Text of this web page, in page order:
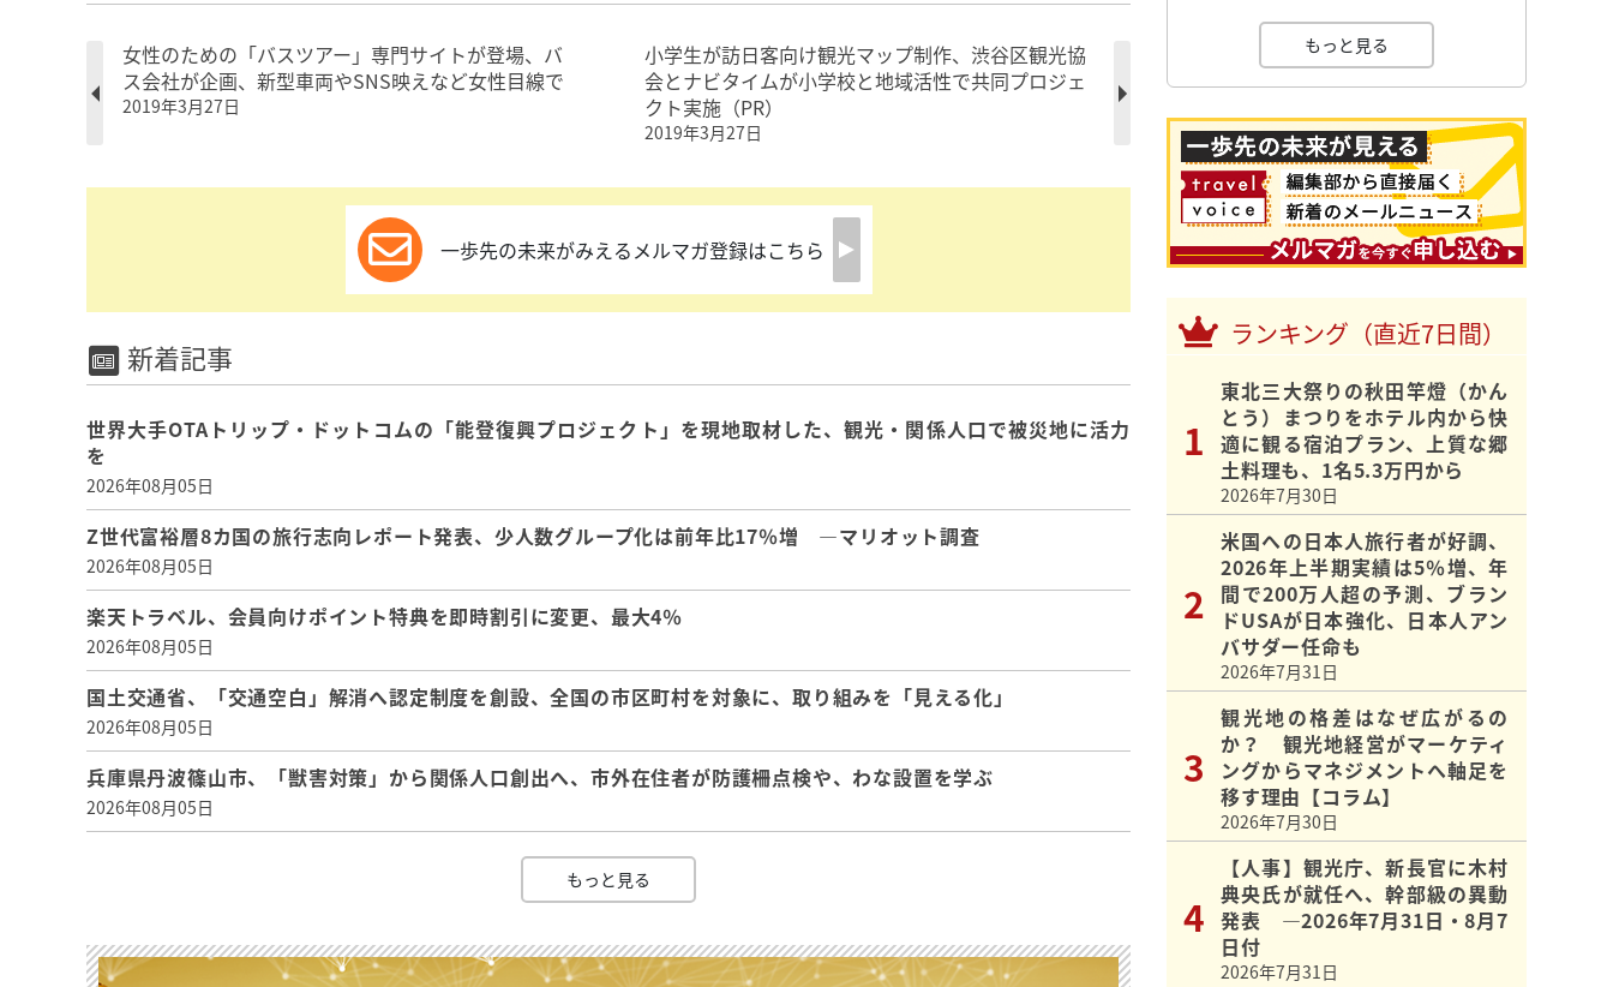
女性のための「バスツアー」専門サイトが登場、バ
ス会社が企画、新型車両やSNS映えなど女性目線で
2019年3月27日
小学生が訪日客向け観光マップ制作、渋谷区観光協
会とナビタイムが小学校と地域活性で共同プロジェ
クト実施（PR）
2019年3月27日
一歩先の未来がみえるメルマガ登録はこちら
新着記事
世界大手OTAトリップ・ドットコムの「能登復興プロジェクト」を現地取材した、観光・関係人口で被災地に活力
を
2026年08月05日
Z世代富裕層8カ国の旅行志向レポート発表、少人数グループ化は前年比17％増 ―マリオット調査
2026年08月05日
楽天トラベル、会員向けポイント特典を即時割引に変更、最大4％
2026年08月05日
国土交通省、「交通空白」解消へ認定制度を創設、全国の市区町村を対象に、取り組みを「見える化」
2026年08月05日
兵庫県丹波篠山市、「獣害対策」から関係人口創出へ、市外在住者が防護柵点検や、わな設置を学ぶ
2026年08月05日
もっと見る
もっと見る
ランキング（直近7日間）
東北三大祭りの秋田竿燈（かん
とう）まつりをホテル内から快
適に観る宿泊プラン、上質な郷
土料理も、1名5.3万円から
2026年7月30日
米国への日本人旅行者が好調、
2026年上半期実績は5％増、年
間で200万人超の予測、ブラン
ドUSAが日本強化、日本人アン
バサダー任命も
2026年7月31日
観光地の格差はなぜ広がるの
か？ 観光地経営がマーケティ
ングからマネジメントへ軸足を
移す理由【コラム】
2026年7月30日
【人事】観光庁、新長官に木村
典央氏が就任へ、幹部級の異動
発表 ―2026年7月31日・8月7
日付
2026年7月31日